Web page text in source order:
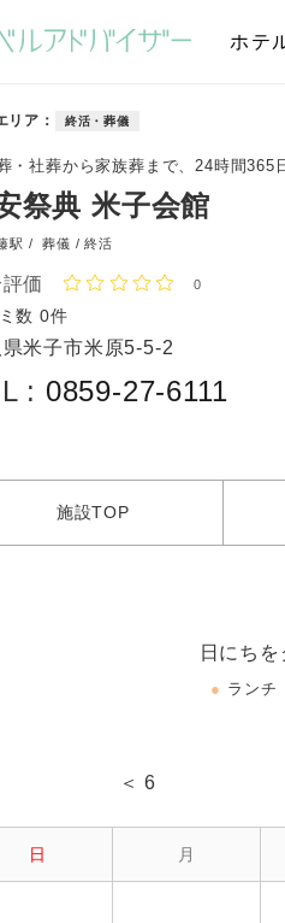
ホテ
リア 終活・葬儀
・社葬から家族葬まで、24時間365
祭典 米子会館
駅 /葬儀 / 終活
価 0
数 0件
県米子市米原5-5-2
: 0859-27-6111
施設TOP
日にち
● ランチ
＜ 6
日 月